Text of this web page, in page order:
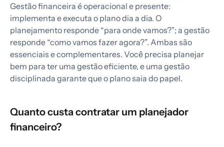
Gestão financeira é operacional e presente:
implementa e executa o plano dia a dia. O
planejamento responde “para onde vamos?”; a gestão
responde “como vamos fazer agora?”. Ambas são
essenciais e complementares. Você precisa planejar
bem para ter uma gestão eficiente, e uma gestão
disciplinada garante que o plano saia do papel.
Quanto custa contratar um planejador
financeiro?